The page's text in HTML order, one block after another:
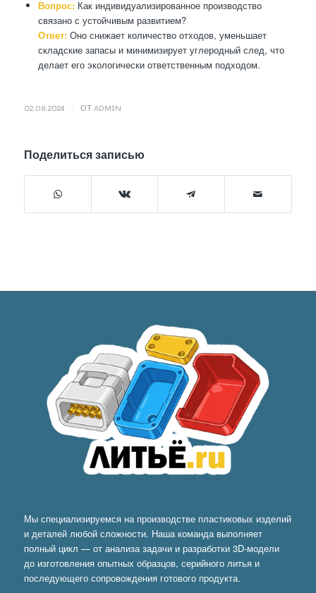
Вопрос:Как индивидуализированное производство
связано с устойчивым развитием?
Ответ:Оно снижает количество отходов, уменьшает
складские запасы и минимизирует углеродный след, что
делает его экологически ответственным подходом.
02.08.2024 ОТ ADMIN
Поделиться записью
Мы специализируемся на производстве пластиковых изделий
и деталей любой сложности. Наша команда выполняет
полный цикл — от анализа задачи и разработки 3D-модели
до изготовления опытных образцов, серийного литья и
последующего сопровождения готового продукта.